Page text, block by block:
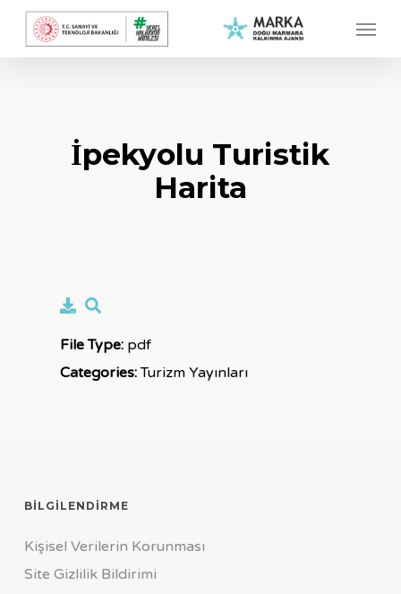
Skip
Menu
İpekyolu Turistik
Harita
File Type: pdf
Categories:Turizm Yayınları
BILGILENDIRME
Kişisel Verilerin Korunması
Site Gizlilik Bildirimi